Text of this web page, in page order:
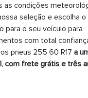
as condições
seleção e escolha o
para o seu veículo para
com total
pneus 255 60 R17 a
com frete grátis e três